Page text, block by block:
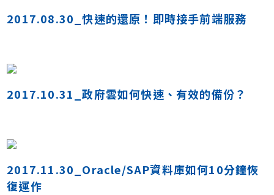
2017.08.30_快速的還原！即時接手前端服務
2017.10.31_政府雲如何快速、有效的備份？
2017.11.30_Oracle/SAP資料庫如何10分鐘恢
復運作